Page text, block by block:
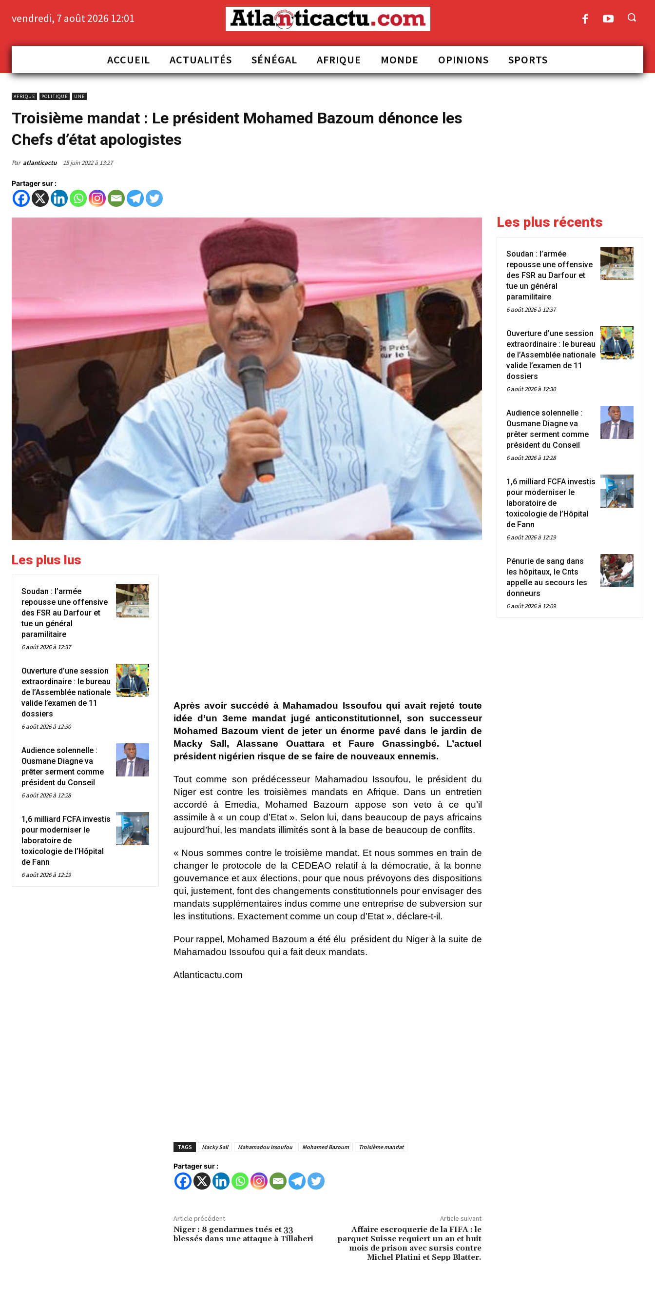
vendredi, 7 août 2026 12:01
ACCUEIL ACTUALITÉS SÉNÉGAL AFRIQUE MONDE OPINIONS SPORTS
AFRIQUE POLITIQUE UNE
Troisième mandat : Le président Mohamed Bazoum dénonce les
Chefs d’état apologistes
Par atlanticactu 15 juin 2022 à 13:27
Partager sur :
Les plus lus
Soudan : l’armée
repousse une offensive
des FSR au Darfour et
tue un général
paramilitaire
6 août 2026 à 12:37
Ouverture d’une session
extraordinaire : le bureau
de l’Assemblée nationale
valide l’examen de 11
dossiers
6 août 2026 à 12:30
Audience solennelle :
Ousmane Diagne va
prêter serment comme
président du Conseil
6 août 2026 à 12:28
1,6 milliard FCFA investis
pour moderniser le
laboratoire de
toxicologie de l’Hôpital
de Fann
6 août 2026 à 12:19
Après avoir succédé à Mahamadou Issoufou qui avait rejeté toute
idée d’un 3eme mandat jugé anticonstitutionnel, son successeur
Mohamed Bazoum vient de jeter un énorme pavé dans le jardin de
Macky Sall, Alassane Ouattara et Faure Gnassingbé. L’actuel
président nigérien risque de se faire de nouveaux ennemis.
Tout comme son prédécesseur Mahamadou Issoufou, le président du
Niger est contre les troisièmes mandats en Afrique. Dans un entretien
accordé à Emedia, Mohamed Bazoum appose son veto à ce qu’il
assimile à « un coup d’Etat ». Selon lui, dans beaucoup de pays africains
aujourd’hui, les mandats illimités sont à la base de beaucoup de conflits.
« Nous sommes contre le troisième mandat. Et nous sommes en train de
changer le protocole de la CEDEAO relatif à la démocratie, à la bonne
gouvernance et aux élections, pour que nous prévoyons des dispositions
qui, justement, font des changements constitutionnels pour envisager des
mandats supplémentaires indus comme une entreprise de subversion sur
les institutions. Exactement comme un coup d’Etat », déclare-t-il.
Pour rappel, Mohamed Bazoum a été élu président du Niger à la suite de
Mahamadou Issoufou qui a fait deux mandats.
Atlanticactu.com
TAGS Macky Sall Mahamadou Issoufou Mohamed Bazoum Troisième mandat
Partager sur :
Article précédent
Niger : 8 gendarmes tués et 33
blessés dans une attaque à Tillaberi
Article suivant
Affaire escroquerie de la FIFA : le
parquet Suisse requiert un an et huit
mois de prison avec sursis contre
Michel Platini et Sepp Blatter.
Les plus récents
Soudan : l’armée
repousse une offensive
des FSR au Darfour et
tue un général
paramilitaire
6 août 2026 à 12:37
Ouverture d’une session
extraordinaire : le bureau
de l’Assemblée nationale
valide l’examen de 11
dossiers
6 août 2026 à 12:30
Audience solennelle :
Ousmane Diagne va
prêter serment comme
président du Conseil
6 août 2026 à 12:28
1,6 milliard FCFA investis
pour moderniser le
laboratoire de
toxicologie de l’Hôpital
de Fann
6 août 2026 à 12:19
Pénurie de sang dans
les hôpitaux, le Cnts
appelle au secours les
donneurs
6 août 2026 à 12:09